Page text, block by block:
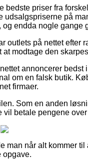
bedste priser fra
på
endda nogle gange
på nettet efter
modtage den
annoncerer bedst
om en falsk butik.
firmaer.
Som en anden
vil betale pengene
man når alt kommer
opgave.